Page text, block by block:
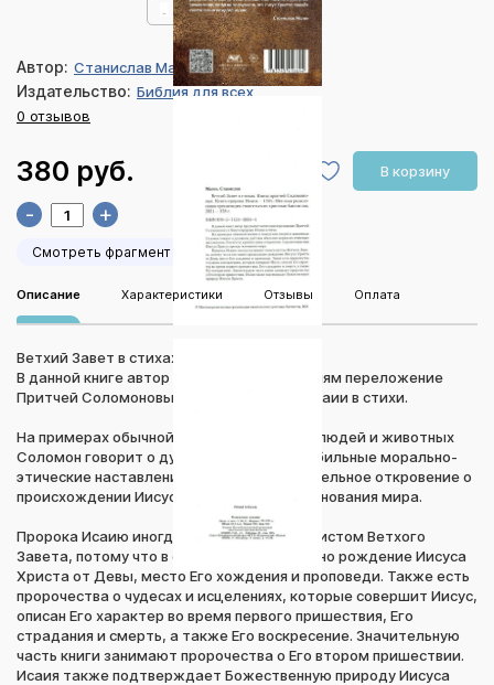
Автор: Станислав Маген
Издательство: Библия для всех
0 отзывов
380 руб. В корзину
- +
Смотреть фрагмент
Описание Характеристики Отзывы Оплата
Ветхий Завет в стихах.
В данной книге автор предлагает читателям переложение
Притчей Соломоновых и Книги пророка Исаии в стихи.
На примерах обычной жизни и поведения людей и животных
Соломон говорит о духовном, даёт нам обильные морально-
этические наставления. В ней есть удивительное откровение о
происхождении Иисуса Христа прежде основания мира.
Пророка Исаию иногда называют евангелистом Ветхого
Завета, потому что в его книге предсказано рождение Иисуса
Христа от Девы, место Его хождения и проповеди. Также есть
пророчества о чудесах и исцелениях, которые совершит Иисус,
описан Его характер во время первого пришествия, Его
страдания и смерть, а также Его воскресение. Значительную
часть книги занимают пророчества о Его втором пришествии.
Исаия также подтверждает Божественную природу Иисуса